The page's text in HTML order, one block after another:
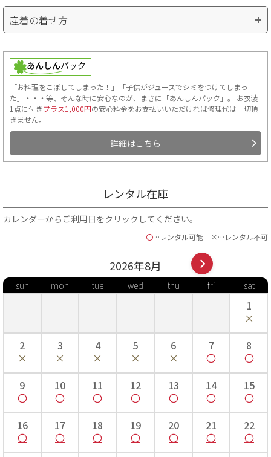
産着の着せ方
「お料理をこぼしてしまった！」「子供がジュースでシミをつけてしまっ
た」・・・等、そんな時に安心なのが、まさに「あんしんパック」。 お衣装
1点に付きプラス1,000円の安心料金をお支払いいただければ修理代は一切頂
きません。
詳細はこちら
レンタル在庫
カレンダーからご利用日をクリックしてください。
〇…レンタル可能 ×…レンタル不可
2026年8月
sun mon tue wed thu fri sat
1
2 3 4 5 6 7 8
9 10 11 12 13 14 15
16 17 18 19 20 21 22